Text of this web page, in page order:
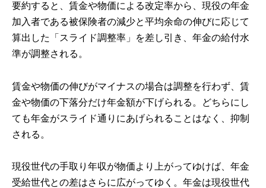
要約すると、賃金や物価による改定率から、現役の年金
加入者である被保険者の減少と平均余命の伸びに応じて
算出した「スライド調整率」を差し引き、年金の給付水
準が調整される。
賃金や物価の伸びがマイナスの場合は調整を行わず、賃
金や物価の下落分だけ年金額が下げられる。どちらにし
ても年金がスライド通りにあげられることはなく、抑制
される。
現役世代の手取り年収が物価より上がってゆけば、年金
受給世代との差はさらに広がってゆく。年金は現役世代